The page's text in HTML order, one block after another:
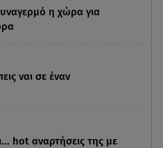
η χώρα για
ναι σε έναν
hot αναρτήσεις της με